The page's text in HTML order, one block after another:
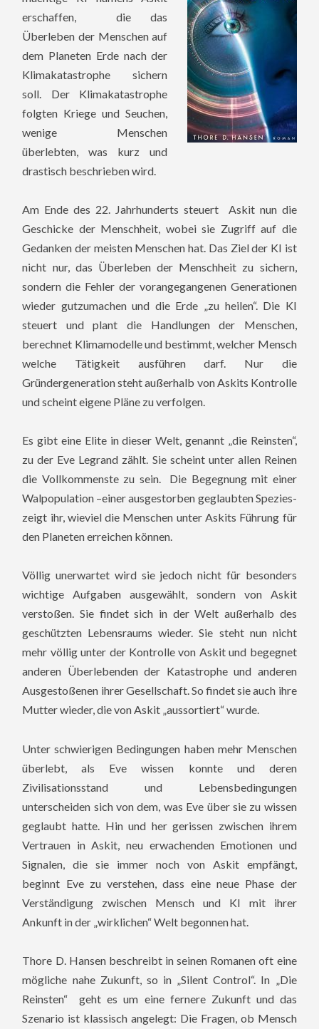
erschaffen, die das
Überleben der Menschen auf
dem Planeten Erde nach der
Klimakatastrophe sichern
soll. Der Klimakatastrophe
folgten Kriege und Seuchen,
wenige Menschen
überlebten, was kurz und
drastisch beschrieben wird.
Am Ende des 22. Jahrhunderts steuert Askit nun die
Geschicke der Menschheit, wobei sie Zugriff auf die
Gedanken der meisten Menschen hat. Das Ziel der KI ist
nicht nur, das Überleben der Menschheit zu sichern,
sondern die Fehler der vorangegangenen Generationen
wieder gutzumachen und die Erde „zu heilen“. Die KI
steuert und plant die Handlungen der Menschen,
berechnet Klimamodelle und bestimmt, welcher Mensch
welche Tätigkeit ausführen darf. Nur die
Gründergeneration steht außerhalb von Askits Kontrolle
und scheint eigene Pläne zu verfolgen.
Es gibt eine Elite in dieser Welt, genannt „die Reinsten“,
zu der Eve Legrand zählt. Sie scheint unter allen Reinen
die Vollkommenste zu sein. Die Begegnung mit einer
Walpopulation –einer ausgestorben geglaubten Spezies-
zeigt ihr, wieviel die Menschen unter Askits Führung für
den Planeten erreichen können.
Völlig unerwartet wird sie jedoch nicht für besonders
wichtige Aufgaben ausgewählt, sondern von Askit
verstoßen. Sie findet sich in der Welt außerhalb des
geschützten Lebensraums wieder. Sie steht nun nicht
mehr völlig unter der Kontrolle von Askit und begegnet
anderen Überlebenden der Katastrophe und anderen
Ausgestoßenen ihrer Gesellschaft. So findet sie auch ihre
Mutter wieder, die von Askit „aussortiert“ wurde.
Unter schwierigen Bedingungen haben mehr Menschen
überlebt, als Eve wissen konnte und deren
Zivilisationsstand und Lebensbedingungen
unterscheiden sich von dem, was Eve über sie zu wissen
geglaubt hatte. Hin und her gerissen zwischen ihrem
Vertrauen in Askit, neu erwachenden Emotionen und
Signalen, die sie immer noch von Askit empfängt,
beginnt Eve zu verstehen, dass eine neue Phase der
Verständigung zwischen Mensch und KI mit ihrer
Ankunft in der „wirklichen“ Welt begonnen hat.
Thore D. Hansen beschreibt in seinen Romanen oft eine
mögliche nahe Zukunft, so in „Silent Control“. In „Die
Reinsten“ geht es um eine fernere Zukunft und das
Szenario ist klassisch angelegt: Die Fragen, ob Mensch